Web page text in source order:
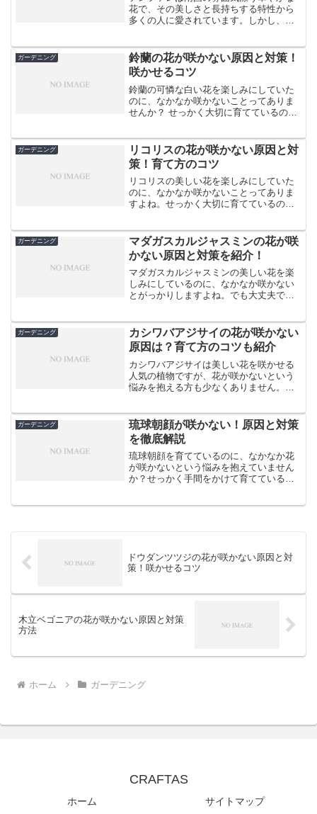
花で、その美しさと長持ちする特性から
多くの人に愛されています。しかし、正
ことがあります。この記事では、デンフ
ァレを美しく生けるコツや...
ガーデニング
鈴蘭の花が咲かない原因と対策！
咲かせるコツ
鈴蘭の可憐な白い花を楽しみにしていた
のに、なかなか咲かないことってありま
せんか？ せっかく大切に育てているの
蘭の花が咲かない原因はいくつかあり、
適切な対策を取れば、美し...
ガーデニング
リコリスの花が咲かない原因と対
策！育て方のコツ
リコリスの美しい花を楽しみにしていた
のに、なかなか咲かないことってありま
すよね。せっかく大切に育てているの
花を咲かせない理由はいくつかあり、適
切な対策を取ればきっと素敵...
ガーデニング
マダガスカルジャスミンの花が咲
かない原因と対策を紹介！
マダガスカルジャスミンの美しい花を楽
しみにしているのに、なかなか咲かない
とがっかりしますよね。でも大丈夫で
せるためのコツをご紹介します。剪定や
日当たり、水やり、肥料など...
ガーデニング
カシワバアジサイの花が咲かない
原因は？育て方のコツも紹介
カシワバアジサイは美しい花を咲かせる
人気の植物ですが、花が咲かないという
悩みを抱える方も少なくありません。せ
アジサイの花が咲かない原因と、花を咲
かせるための対策について...
ガーデニング
琉球朝顔が咲かない！原因と対策
を徹底解説
琉球朝顔を育てているのに、なかなか花
が咲かないという悩みを抱えていません
か？せっかく手間をかけて育てているの
ドウダンツツジの花が咲かない原因と対
策！咲かせるコツ
木立ベゴニアの花が咲かない原因と対策
方法
ホーム ガーデニング
CRAFTAS
ホーム サイトマップ